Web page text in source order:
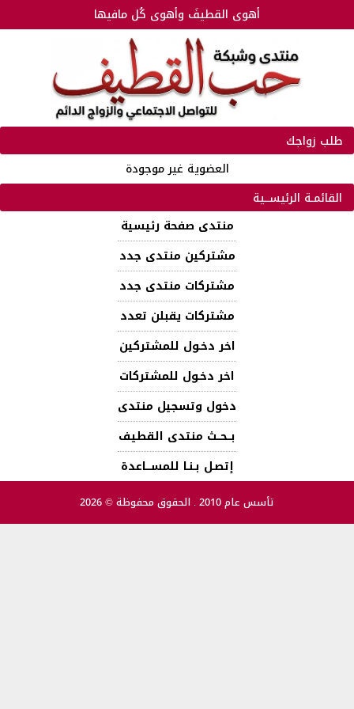
أهوى القطيفَ وأهوى كُل مافيها
طلب زواجك
العضوية غير موجودة
القائمـة الرئيســية
منتدى صفحة رئيسية
مشتركين منتدى جدد
مشتركات منتدى جدد
مشتركات يقبلن تعدد
اخر دخـول للمشتركين
اخر دخـول للمشتركات
دخول وتسجيل منتدى
بــحــث منتدى القطيف
إتصـل بـنـا للمســـاعدة
تأسس عام 2010 . الحقوق محفوظة © 2026